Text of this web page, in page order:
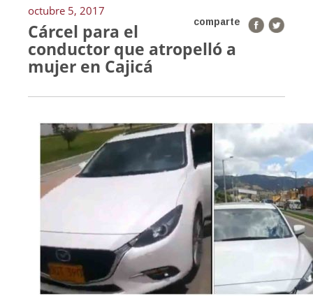
octubre 5, 2017
comparte
Cárcel para el
conductor que atropelló a
mujer en Cajicá